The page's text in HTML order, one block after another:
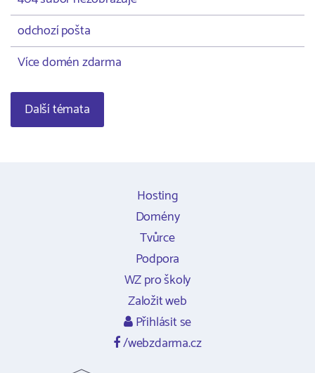
odchozí pošta
Více domén zdarma
Další témata
Hosting
Domény
Tvůrce
Podpora
WZ pro školy
Založit web
Přihlásit se
/webzdarma.cz